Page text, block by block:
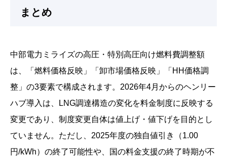
まとめ
中部電力ミライズの高圧・特別高圧向け燃料費調整額
は、「燃料価格反映」「卸市場価格反映」「HH価格調
整」の3要素で構成されます。2026年4月からのヘンリー
ハブ導入は、LNG調達構造の変化を料金制度に反映する
変更であり、制度変更自体は値上げ・値下げを目的とし
ていません。ただし、2025年度の独自値引き（1.00
円/kWh）の終了可能性や、国の料金支援の終了時期が不